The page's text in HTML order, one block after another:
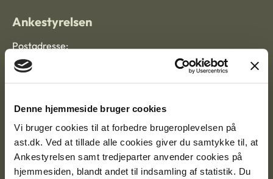
Denne hjemmeside bruger cookies
Vi bruger cookies til at forbedre brugeroplevelsen på
ast.dk. Ved at tillade alle cookies giver du samtykke til, at
Ankestyrelsen samt tredjeparter anvender cookies på
hjemmesiden, blandt andet til indsamling af statistik. Du
Ankestyrelsen
Postadresse:
Nytorv 7, 2. sal
9000 Aalborg
Ankestyrelsen Aalborg
Ankestyrelsen København